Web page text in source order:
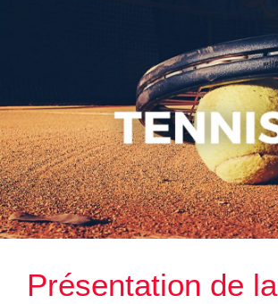
Présentation de la